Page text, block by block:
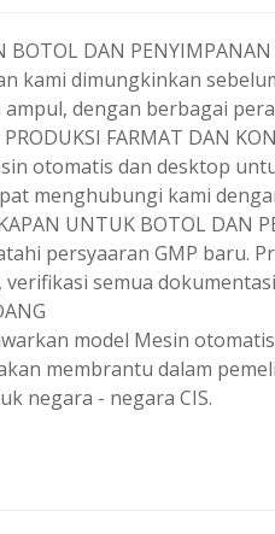
BOTOL DAN
kami dimungkinkan
dengan berbagai
FARMAT DAN
otomatis dan desktop
menghubungi kami
UNTUK BOTOL DAN
persyaaran GMP baru.
semua
model Mesin
membrantu dalam
negara - negara CIS.